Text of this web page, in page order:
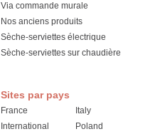
Via commande murale
Nos anciens produits
Sèche-serviettes électrique
Sèche-serviettes sur chaudière
Sites par pays
France
International
Italy
Poland